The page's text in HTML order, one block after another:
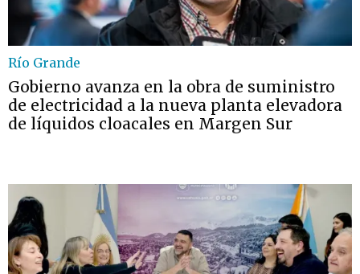
Río Grande
Gobierno avanza en la obra de suministro
de electricidad a la nueva planta elevadora
de líquidos cloacales en Margen Sur